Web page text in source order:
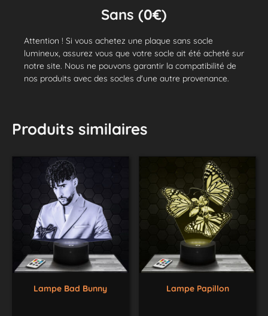
Sans (0€)
Attention ! Si vous achetez une plaque sans socle
lumineux, assurez vous que votre socle ait été acheté sur
notre site. Nous ne pouvons garantir la compatibilité de
nos produits avec des socles d'une autre provenance.
Produits similaires
Lampe Bad Bunny Lampe Papillon